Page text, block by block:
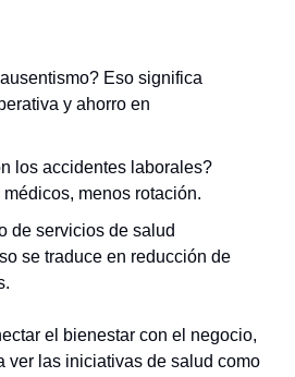
Eso significa
y ahorro en
los accidentes laborales?
médicos, menos rotación.
de servicios de salud
se traduce en reducción de
el bienestar con el negocio,
ver las iniciativas de salud como